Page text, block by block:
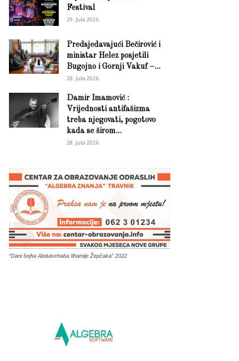
Festival
29. Jula 2026.
Predsjedavajući Bečirović i
ministar Helez posjetili
Bugojno i Gornji Vakuf –...
28. Jula 2026.
Damir Imamović :
Vrijednosti antifašizma
treba njegovati, pogotovo
kada se širom...
28. Jula 2026.
“Dani šejha Abdulvehaba Ilhamije Žepčaka” 2022